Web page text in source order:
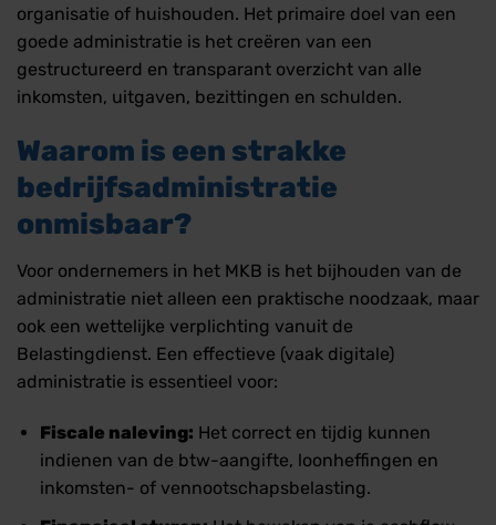
organisatie of huishouden. Het primaire doel van een
goede administratie is het creëren van een
gestructureerd en transparant overzicht van alle
inkomsten, uitgaven, bezittingen en schulden.
Waarom is een strakke
bedrijfsadministratie
onmisbaar?
Voor ondernemers in het MKB is het bijhouden van de
administratie niet alleen een praktische noodzaak, maar
ook een wettelijke verplichting vanuit de
Belastingdienst. Een effectieve (vaak digitale)
administratie is essentieel voor:
Fiscale naleving: Het correct en tijdig kunnen
indienen van de btw-aangifte, loonheffingen en
inkomsten- of vennootschapsbelasting.